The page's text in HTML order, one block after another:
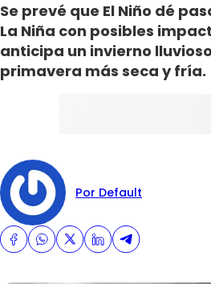
Se prevé que El Niño dé
La Niña con posibles
anticipa un invierno
primavera más seca y fría.
Por Default